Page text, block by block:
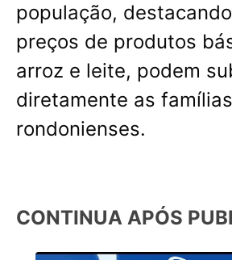
população,
preços de produtos
arroz e leite, podem
diretamente as famílias
rondonienses.
CONTINUA APÓS